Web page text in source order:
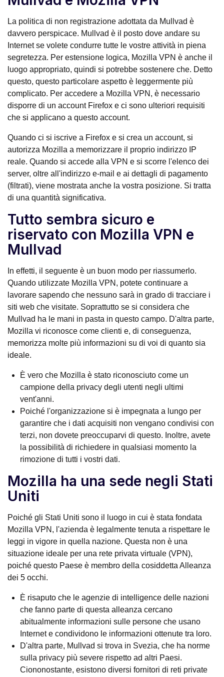
La politica di non registrazione adottata da Mullvad è
davvero perspicace. Mullvad è il posto dove andare su
Internet se volete condurre tutte le vostre attività in piena
segretezza. Per estensione logica, Mozilla VPN è anche il
luogo appropriato, quindi si potrebbe sostenere che. Detto
questo, questo particolare aspetto è leggermente più
complicato. Per accedere a Mozilla VPN, è necessario
disporre di un account Firefox e ci sono ulteriori requisiti
che si applicano a questo account.
Quando ci si iscrive a Firefox e si crea un account, si
autorizza Mozilla a memorizzare il proprio indirizzo IP
reale. Quando si accede alla VPN e si scorre l'elenco dei
server, oltre all'indirizzo e-mail e ai dettagli di pagamento
(filtrati), viene mostrata anche la vostra posizione. Si tratta
di una quantità significativa.
Tutto sembra sicuro e
riservato con Mozilla VPN e
Mullvad
In effetti, il seguente è un buon modo per riassumerlo.
Quando utilizzate Mozilla VPN, potete continuare a
lavorare sapendo che nessuno sarà in grado di tracciare i
siti web che visitate. Soprattutto se si considera che
Mullvad ha le mani in pasta in questo campo. D'altra parte,
Mozilla vi riconosce come clienti e, di conseguenza,
memorizza molte più informazioni su di voi di quanto sia
ideale.
È vero che Mozilla è stato riconosciuto come un
campione della privacy degli utenti negli ultimi
vent'anni.
Poiché l'organizzazione si è impegnata a lungo per
garantire che i dati acquisiti non vengano condivisi con
terzi, non dovete preoccuparvi di questo. Inoltre, avete
la possibilità di richiedere in qualsiasi momento la
rimozione di tutti i vostri dati.
Mozilla ha una sede negli Stati
Uniti
Poiché gli Stati Uniti sono il luogo in cui è stata fondata
Mozilla VPN, l'azienda è legalmente tenuta a rispettare le
leggi in vigore in quella nazione. Questa non è una
situazione ideale per una rete privata virtuale (VPN),
poiché questo Paese è membro della cosiddetta Alleanza
dei 5 occhi.
È risaputo che le agenzie di intelligence delle nazioni
che fanno parte di questa alleanza cercano
abitualmente informazioni sulle persone che usano
Internet e condividono le informazioni ottenute tra loro.
D'altra parte, Mullvad si trova in Svezia, che ha norme
sulla privacy più severe rispetto ad altri Paesi.
Ciononostante, esistono diversi fornitori di reti private